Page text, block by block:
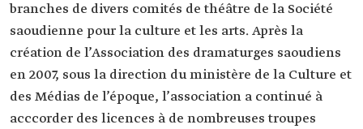
branches de divers comités de théâtre de la Société
saoudienne pour la culture et les arts. Après la
création de l’Association des dramaturges saoudiens
en 2007, sous la direction du ministère de la Culture et
des Médias de l’époque, l’association a continué à
acccorder des licences à de nombreuses troupes